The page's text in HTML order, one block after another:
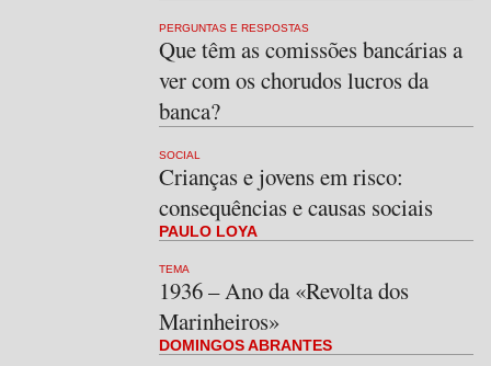
PERGUNTAS E RESPOSTAS
Que têm as comissões bancárias a
ver com os chorudos lucros da
banca?
SOCIAL
Crianças e jovens em risco:
consequências e causas sociais
PAULO LOYA
TEMA
1936 – Ano da «Revolta dos
Marinheiros»
DOMINGOS ABRANTES